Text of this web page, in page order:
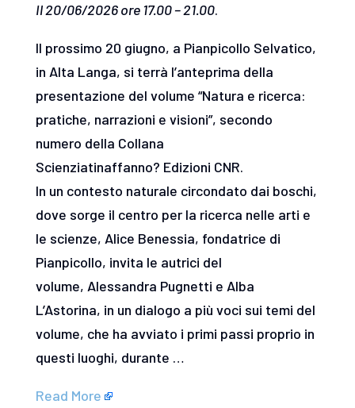
Il 20/06/2026 ore 17.00 – 21.00.
Il prossimo 20 giugno, a Pianpicollo Selvatico,
in Alta Langa, si terrà l’anteprima della
presentazione del volume “Natura e ricerca:
pratiche, narrazioni e visioni”, secondo
numero della Collana
Scienziatinaffanno? Edizioni CNR.
In un contesto naturale circondato dai boschi,
dove sorge il centro per la ricerca nelle arti e
le scienze, Alice Benessia, fondatrice di
Pianpicollo, invita le autrici del
volume, Alessandra Pugnetti e Alba
L’Astorina, in un dialogo a più voci sui temi del
volume, che ha avviato i primi passi proprio in
questi luoghi, durante …
Read More